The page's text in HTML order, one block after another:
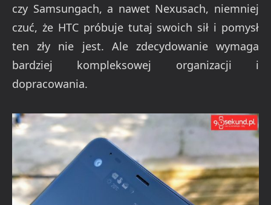
czy Samsungach, a nawet Nexusach, niemniej
czuć, że HTC próbuje tutaj swoich sił i pomysł
ten zły nie jest. Ale zdecydowanie wymaga
bardziej kompleksowej organizacji i
dopracowania.